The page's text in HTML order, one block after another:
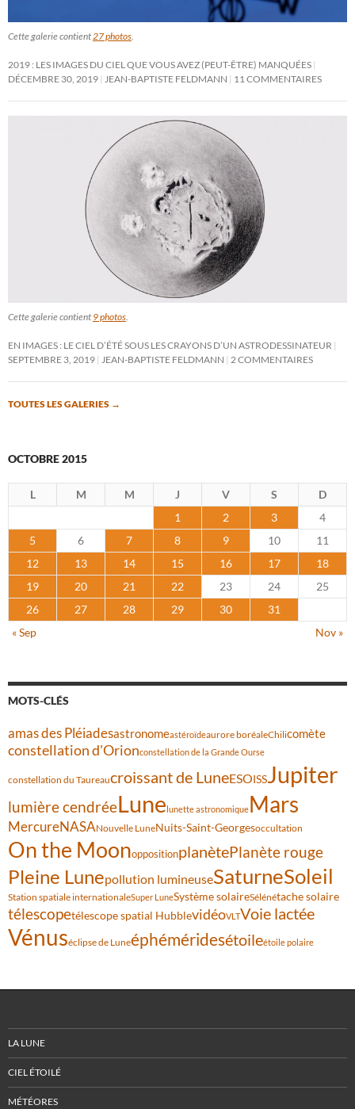
Cette galerie contient 27 photos
2019 : LES IMAGES DU CIEL QUE VOUS AVEZ (PEUT-ÊTRE) MANQUÉES
DÉCEMBRE 30, 2019
JEAN-BAPTISTE FELDMANN 11 COMMENTAIRES
Cette galerie contient 9 photos.
EN IMAGES : LE CIEL D’ÉTÉ SOUS LES CRAYONS D’UN ASTRODESSINATEUR
SEPTEMBRE 3, 2019 JEAN-BAPTISTE FELDMANN 2 COMMENTAIRES
TOUTES LES GALERIES →
OCTOBRE 2015
L M M J V S
D
1
2 3
4
5
6 7 8 9 10
11
12
13 14 15 16 17
18
19
20 21 22 23 24
25
26
27 28 29 30
31
« Sep
Nov »
MOTS-CLÉS
amas des Pléiadesastronomeastéroïdeaurore boréaleChilicomète
constellation d'Orionconstellation de la Grande Ourse
constellation du Taureaucroissant de LuneESOISSJupiter
lumière cendréeLune lunette astronomiqueMars
MercureNASANouvelle LuneNuits-Saint-Georgesoccultation
On the MoonoppositionplanètePlanète rouge
Pleine Lunepollution lumineuseSaturneSoleil
Station spatiale internationaleSuper LuneSystème solaireSélénétache solaire
télescopetélescope spatial HubblevidéoVLTVoie lactée
Vénuséclipse de Luneéphéméridesétoileétoile polaire
LA LUNE
CIEL ÉTOILÉ
MÉTÉORES